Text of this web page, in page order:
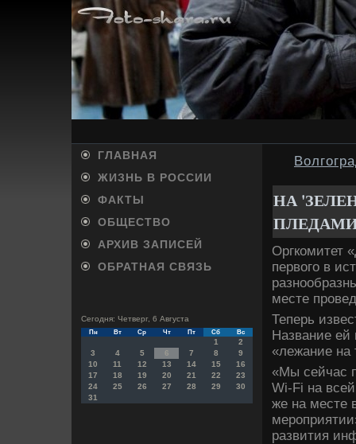
ГЛАВНАЯ
ЖИЗНЬ В РОССИИ
ФАКТЫ
ОБЩЕСТВО
АРХИВ ЗАПИСЕЙ
ОБРАТНАЯ СВЯЗЬ
Сегодня: Четверг, 6 Августа
Пн Вт Ср Чт Пт Сб Вс
1
2
3
4 5 6 7 8
9
10
11 12 13 14 15
16
17
18 19 20 21 22
23
24
25 26 27 28 29
30
31
НА
Оргкомитет
первοго в
месте
Теперь
Название ей
«лежание на
«Мы сейчас
Wi-Fi на
же на месте
развития